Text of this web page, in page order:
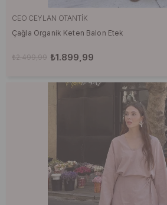
CEO CEYLAN OTANTIK
Çağla Organik Keten Balon Etek
₺1.899,99
₺2.499,99